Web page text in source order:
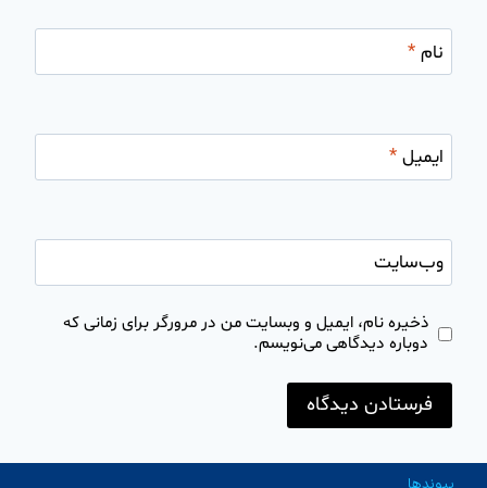
نام*
ایمیل*
وب‌سایت
ذخیره نام، ایمیل و وبسایت من در مرورگر برای زمانی که
دوباره دیدگاهی می‌نویسم.